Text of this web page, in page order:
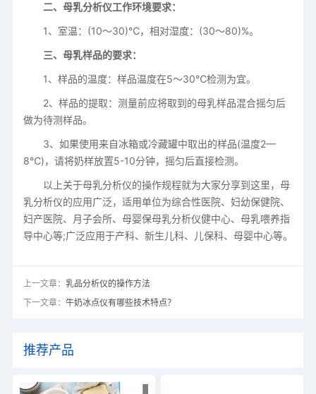
二、母乳分析仪工作环境要求：
1、室温：(10～30)℃，相对湿度：(30～80)%。
三、母乳样品的要求：
1、样品的温度：样品温度在5～30℃检测为宜。
2、样品的提取：测量前应将取到的母乳样品混合摇匀后
做为待测样品。
3、如果使用来自冰箱或冷藏罐中取出的样品(温度2—
8℃)，请将奶样放置5-10分钟，摇匀后直接检测。
以上关于母乳分析仪的操作规程就为大家分享到这里，母
乳分析仪的应用广泛，适用单位为综合性医院、妇幼保健院、
妇产医院、月子会所、母婴保母乳分析仪健中心、母乳喂养指
导中心等;广泛应用于产科、新生儿科、儿保科、母婴中心等。
上一文章： 乳品分析仪的操作方法
下一文章： 牛奶冰点仪有哪些技术特点？
推荐产品